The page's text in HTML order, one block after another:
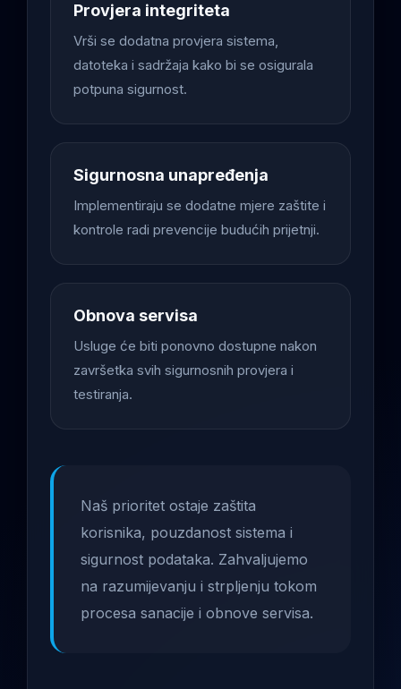
Provjera integriteta
Vrši se dodatna provjera sistema,
datoteka i sadržaja kako bi se osigurala
potpuna sigurnost.
Sigurnosna unapređenja
Implementiraju se dodatne mjere zaštite i
kontrole radi prevencije budućih prijetnji.
Obnova servisa
Usluge će biti ponovno dostupne nakon
završetka svih sigurnosnih provjera i
testiranja.
Naš prioritet ostaje zaštita
korisnika, pouzdanost sistema i
sigurnost podataka. Zahvaljujemo
na razumijevanju i strpljenju tokom
procesa sanacije i obnove servisa.